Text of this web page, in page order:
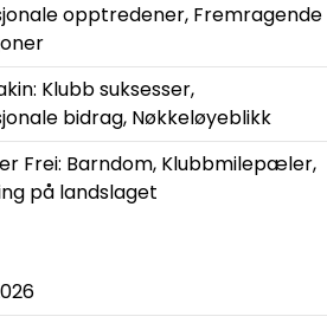
opptredener, Fremragende
Klubb suksesser,
bidrag, Nøkkeløyeblikk
Frei: Barndom, Klubbmilepæler,
på landslaget